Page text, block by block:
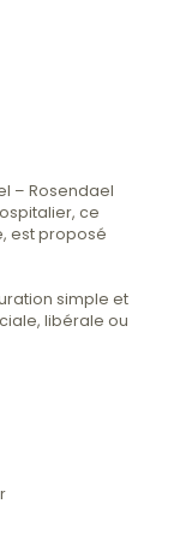
– Rosendael
ce
est proposé
simple et
libérale ou